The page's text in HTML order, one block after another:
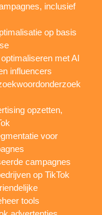
inclusief
op basis
met AI
influencers
opzetten,
voor
campagnes
op TikTok
tools